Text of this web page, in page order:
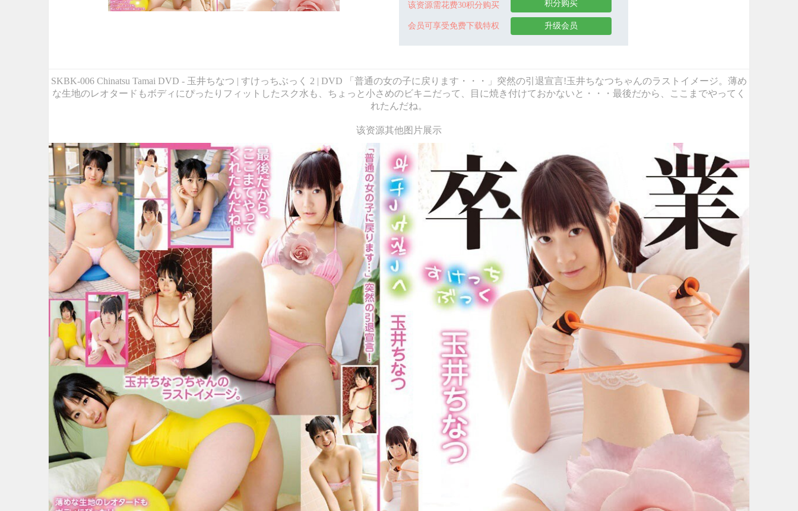
该资源需花费30积分购买
会员可享受免费下载特权
积分购买
升级会员
SKBK-006 Chinatsu Tamai DVD - 玉井ちなつ | すけっちぶっく 2 | DVD 「普通の女の子に戻ります・・・」突然の引退宣言!玉井ちなつちゃんのラストイメージ。薄め
な生地のレオタードもボディにぴったりフィットしたスク水も、ちょっと小さめのビキニだって、目に焼き付けておかないと・・・最後だから、ここまでやってく
れたんだね。
该资源其他图片展示